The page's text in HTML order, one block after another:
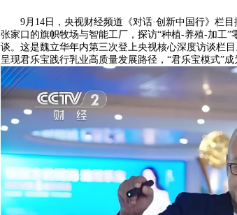
9月14日，央视财经频道《对话·创新中国行》栏
张家口的旗帜牧场与智能工厂，探访“种植-养殖-加工
谈。这是魏立华年内第三次登上央视核心深度访谈栏
呈现君乐宝践行乳业高质量发展路径，“君乐宝模式”成